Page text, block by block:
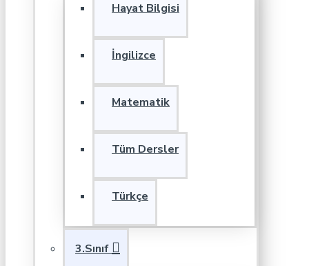
Hayat Bilgisi
İngilizce
Matematik
Tüm Dersler
Türkçe
3.Sınıf